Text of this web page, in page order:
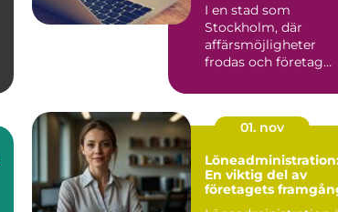
I en stad som
Stockholm, där
affärsmöjligheter
frodas och företag
01. nov
En viktig del av
företagets